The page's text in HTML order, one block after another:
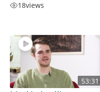
18views
53:31